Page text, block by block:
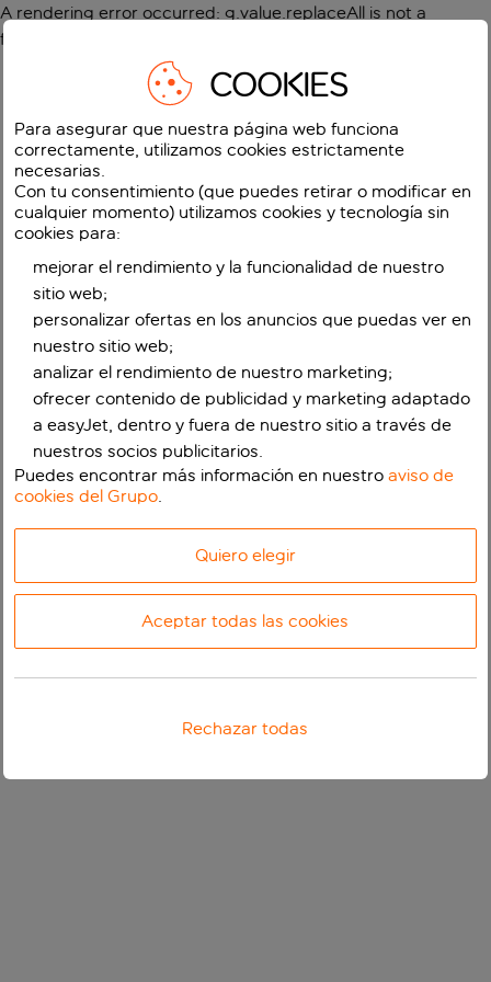
A rendering error occurred: g.value.replaceAll is not a
function
COOKIES
Para asegurar que nuestra página web funciona
correctamente, utilizamos cookies estrictamente
necesarias.
Con tu consentimiento (que puedes retirar o modificar en
cualquier momento) utilizamos cookies y tecnología sin
cookies para:
mejorar el rendimiento y la funcionalidad de nuestro
sitio web;
personalizar ofertas en los anuncios que puedas ver en
nuestro sitio web;
analizar el rendimiento de nuestro marketing;
ofrecer contenido de publicidad y marketing adaptado
a easyJet, dentro y fuera de nuestro sitio a través de
nuestros socios publicitarios.
Puedes encontrar más información en nuestroaviso de
cookies del Grupo.
Quiero elegir
Aceptar todas las cookies
Rechazar todas